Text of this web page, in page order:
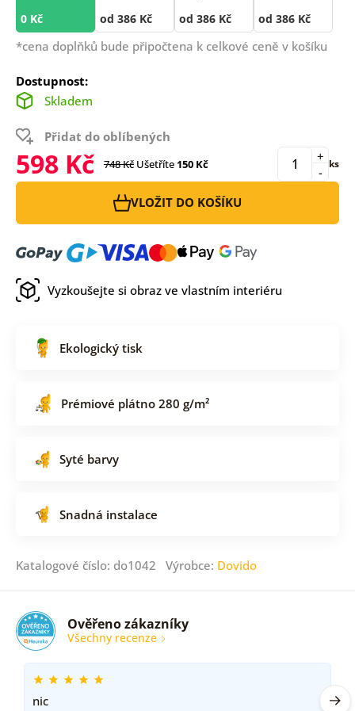
0 Kč od 386 Kč od 386 Kč od 386 Kč
*cena doplňků bude připočtena k celkové ceně v košíku
Dostupnost:
Skladem
Přidat do oblíbených
598 Kč 748 Kč Ušetříte150 Kč -
+ ks
VLOŽIT DO KOŠÍKU
Vyzkoušejte si obraz ve vlastním interiéru
Ekologický tisk
Prémiové plátno 280 g/m²
Syté barvy
Snadná instalace
Katalogové číslo: do1042 Výrobce: Dovido
Ověřeno zákazníky
Všechny recenze
nic